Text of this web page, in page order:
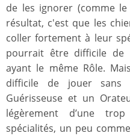
de les ignorer (comme le
résultat, c'est que les
coller fortement à leur
pourrait être difficile de
ayant le même Rôle.
difficile de jouer
Guérisseuse et un
légèrement d’une
spécialités, un peu